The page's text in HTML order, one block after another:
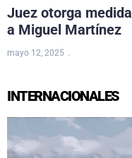
Juez otorga
a Miguel Martínez
mayo 12, 2025
INTERNACIONALES